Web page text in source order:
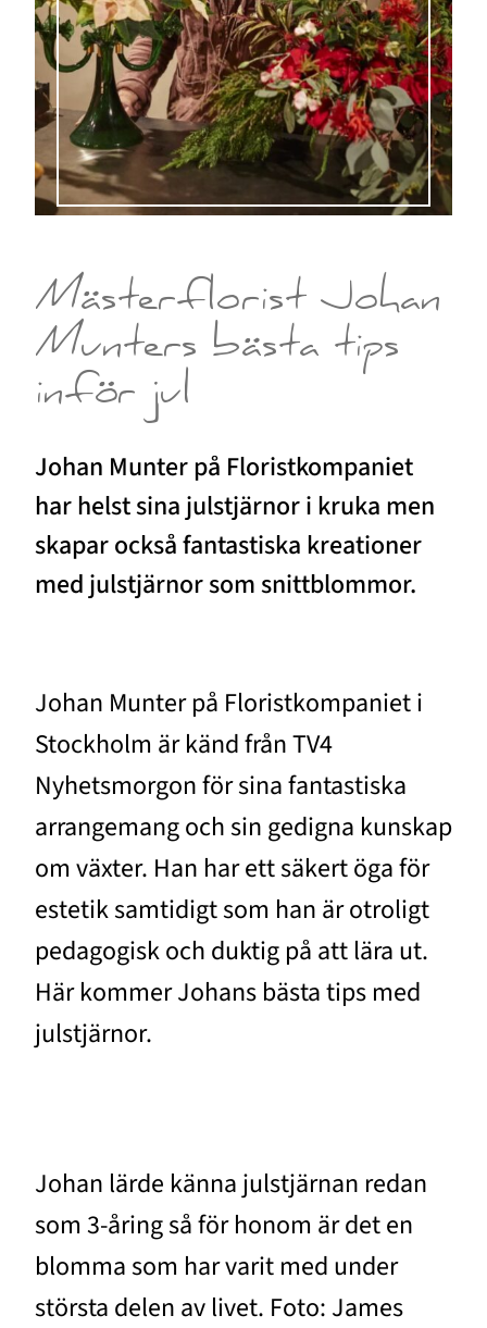
Mästerflorist Johan
Munters bästa tips
inför jul
Johan Munter på Floristkompaniet
har helst sina julstjärnor i kruka men
skapar också fantastiska kreationer
med julstjärnor som snittblommor.
Johan Munter på Floristkompaniet i
Stockholm är känd från TV4
Nyhetsmorgon för sina fantastiska
arrangemang och sin gedigna kunskap
om växter. Han har ett säkert öga för
estetik samtidigt som han är otroligt
pedagogisk och duktig på att lära ut.
Här kommer Johans bästa tips med
julstjärnor.
Johan lärde känna julstjärnan redan
som 3-åring så för honom är det en
blomma som har varit med under
största delen av livet. Foto: James